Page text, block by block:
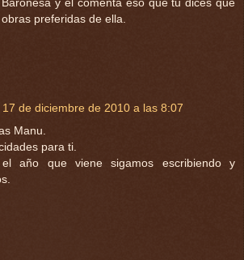
preferidas de ella.
17 de diciembre de 2010 a las 8:07
Manu.
para ti.
año que viene sigamos escribiendo y